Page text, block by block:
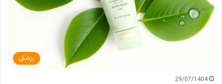
پزشکی
29/07/1404